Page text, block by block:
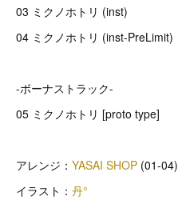
03 ミクノホトリ (inst)
04 ミクノホトリ (inst-PreLimit)
-ボーナストラック-
05 ミクノホトリ [proto type]
アレンジ： YASAI SHOP (01-04)
イラスト： 丹°